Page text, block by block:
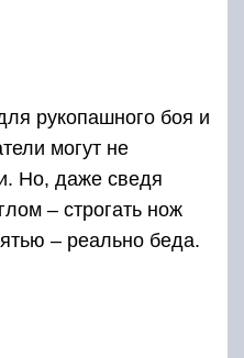
рукопашного боя и
могут не
Но, даже сведя
– строгать нож
– реально беда.